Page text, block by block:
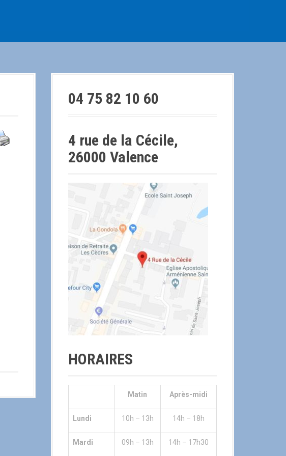
04 75 82 10 60
4 rue de la Cécile,
26000 Valence
HORAIRES
Matin Après-midi
Lundi 10h – 13h 14h – 18h
Mardi 09h – 13h 14h – 17h30